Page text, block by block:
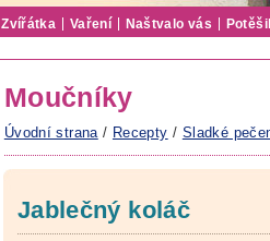
Zvířátka Vaření Naštvalo vás
Moučníky
Úvodní strana / Recepty / Sladké
Jablečný koláč